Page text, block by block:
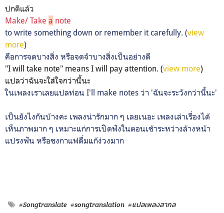
ปกติแล้ว
Make/ Take a note
to write something down or remember it carefully. (view
more)
คือการจดบางสิ่ง หรือจดจำบางสิ่งเป็นอย่างดี
"I will take note" means I will pay attention. (view more)
แปลว่าฉันจะใส่ใจกว่านี้นะ
ในเพลงเราเลยแปลท่อน I'll make notes ว่า 'ฉันจะระวังกว่านี้นะ'
เป็นยังไงกันบ้างคะ เพลงน่ารักมาก ๆ เลยเนอะ เพลงเล่าเรื่องได้
เห็นภาพมาก ๆ เหมาะแก่การเปิดฟังในตอนเช้าระหว่างล้างหน้า
แปรงฟัน หรือชงกาแฟดื่มแก้ง่วงมาก
#Songtranslate #songtranslation #แปลเพลงสากล